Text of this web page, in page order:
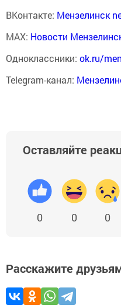
ВКонтакте: Мензелинск
MAX: Новости
Одноклассники: ok.ru/
Telegram-канал:
Оставляйте
0 0 0
Расскажите